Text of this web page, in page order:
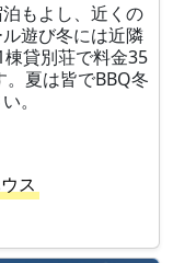
もよし、近くの
遊び冬には近隣
貸別荘で料金35
夏は皆でBBQ冬
。
ス